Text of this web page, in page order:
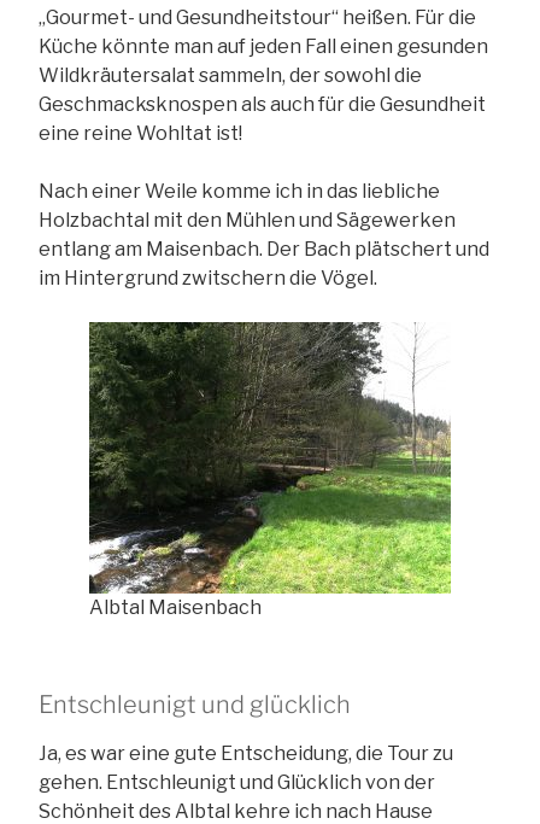
„Gourmet- und Gesundheitstour“ heißen. Für die
Küche könnte man auf jeden Fall einen gesunden
Wildkräutersalat sammeln, der sowohl die
Geschmacksknospen als auch für die Gesundheit
eine reine Wohltat ist!
Nach einer Weile komme ich in das liebliche
Holzbachtal mit den Mühlen und Sägewerken
entlang am Maisenbach. Der Bach plätschert und
im Hintergrund zwitschern die Vögel.
Albtal Maisenbach
Entschleunigt und glücklich
Ja, es war eine gute Entscheidung, die Tour zu
gehen. Entschleunigt und Glücklich von der
Schönheit des Albtal kehre ich nach Hause